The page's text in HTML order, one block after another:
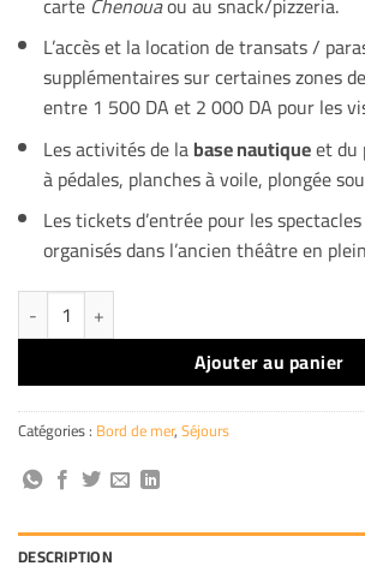
L’accès et la location de transats /
supplémentaires sur certaines zones
entre 1 500 DA et 2 000 DA pour les
Les activités de labase nautiqueet du
à pédales, planches à voile, plongée
Les tickets d’entrée pour les
organisés dans l’ancien théâtre en
quantité de Complexe Touristique La Corne d'Or
Ajouter au panier
Catégories : Bord de mer,Séjours
DESCRIPTION